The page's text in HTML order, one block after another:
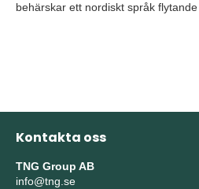
behärskar ett nordiskt språk flytande
Kontakta oss
TNG Group AB
info@tng.se